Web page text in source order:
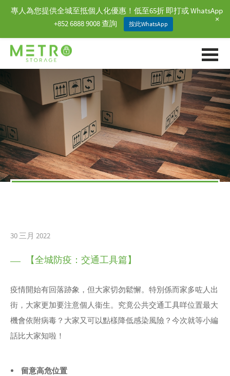
30 三月 2022
【全城防疫：交通工具篇】
疫情開始有回落跡象，但大家切勿鬆懈。特別係而家多咗人出
街，大家更加要注意個人衞生。究竟公共交通工具咩位置最大
機會依附病毒？大家又可以點樣降低感染風險？今次就等小編
話比大家知啦！
留意高危位置
專人為您提供全城至抵個人化優惠！低至65折 即打或 WhatsApp
+852 6888 9008 查詢
按此WhatsApp +